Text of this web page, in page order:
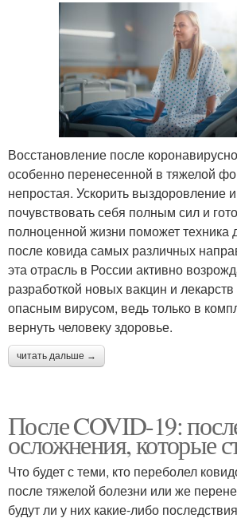
Восстановление после
особенно перенесенной в тяжелой
непростая. Ускорить выздоровление
почувствовать себя полным сил и
полноценной жизни поможет техника
после ковида самых различных
эта отрасль в России активно
разработкой новых вакцин и
опасным вирусом, ведь только в
вернуть человеку здоровье.
читать дальше →
После COVID-19:
осложнения, которые
Что будет с теми, кто переболел
после тяжелой болезни или же
будут ли у них какие-либо